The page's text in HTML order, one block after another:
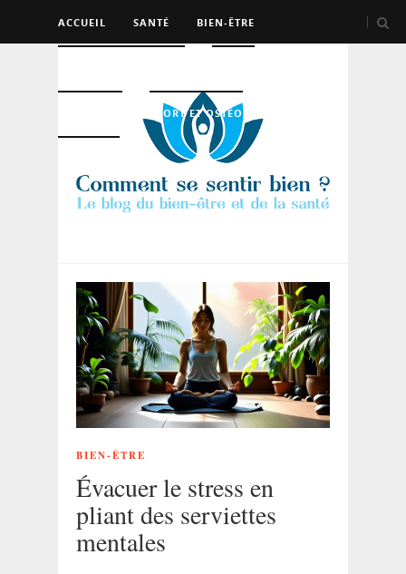
ACCUEIL SANTÉ BIEN-ÊTRE
SPORT ET OSTÉO
BIEN-ÊTRE
Évacuer le stress en
pliant des serviettes
mentales